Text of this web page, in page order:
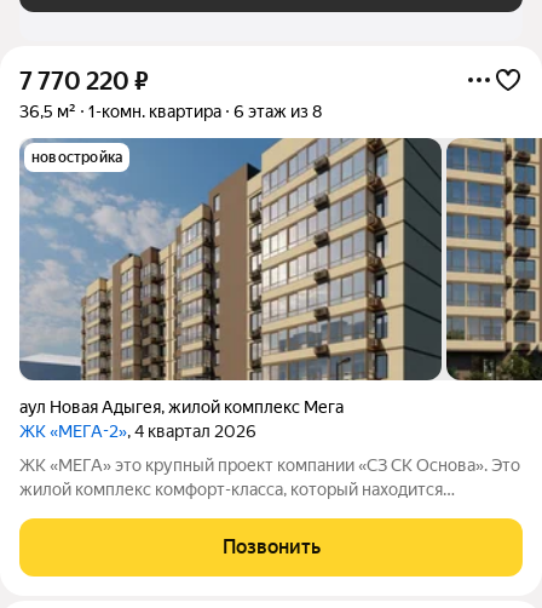
7 770 220 ₽
36,5 м² 1-комн. квартира 6 этаж из 8
новостройка
аул Новая Адыгея,жилой комплекс Мега
ЖК «МЕГА-2», 4 квартал 2026
ЖК «МЕГА» это крупный проект компании «СЗ СК Основа». Это
жилой комплекс комфорт-класса, который находится
Позвонить